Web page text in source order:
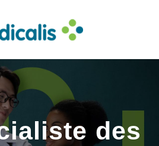
des